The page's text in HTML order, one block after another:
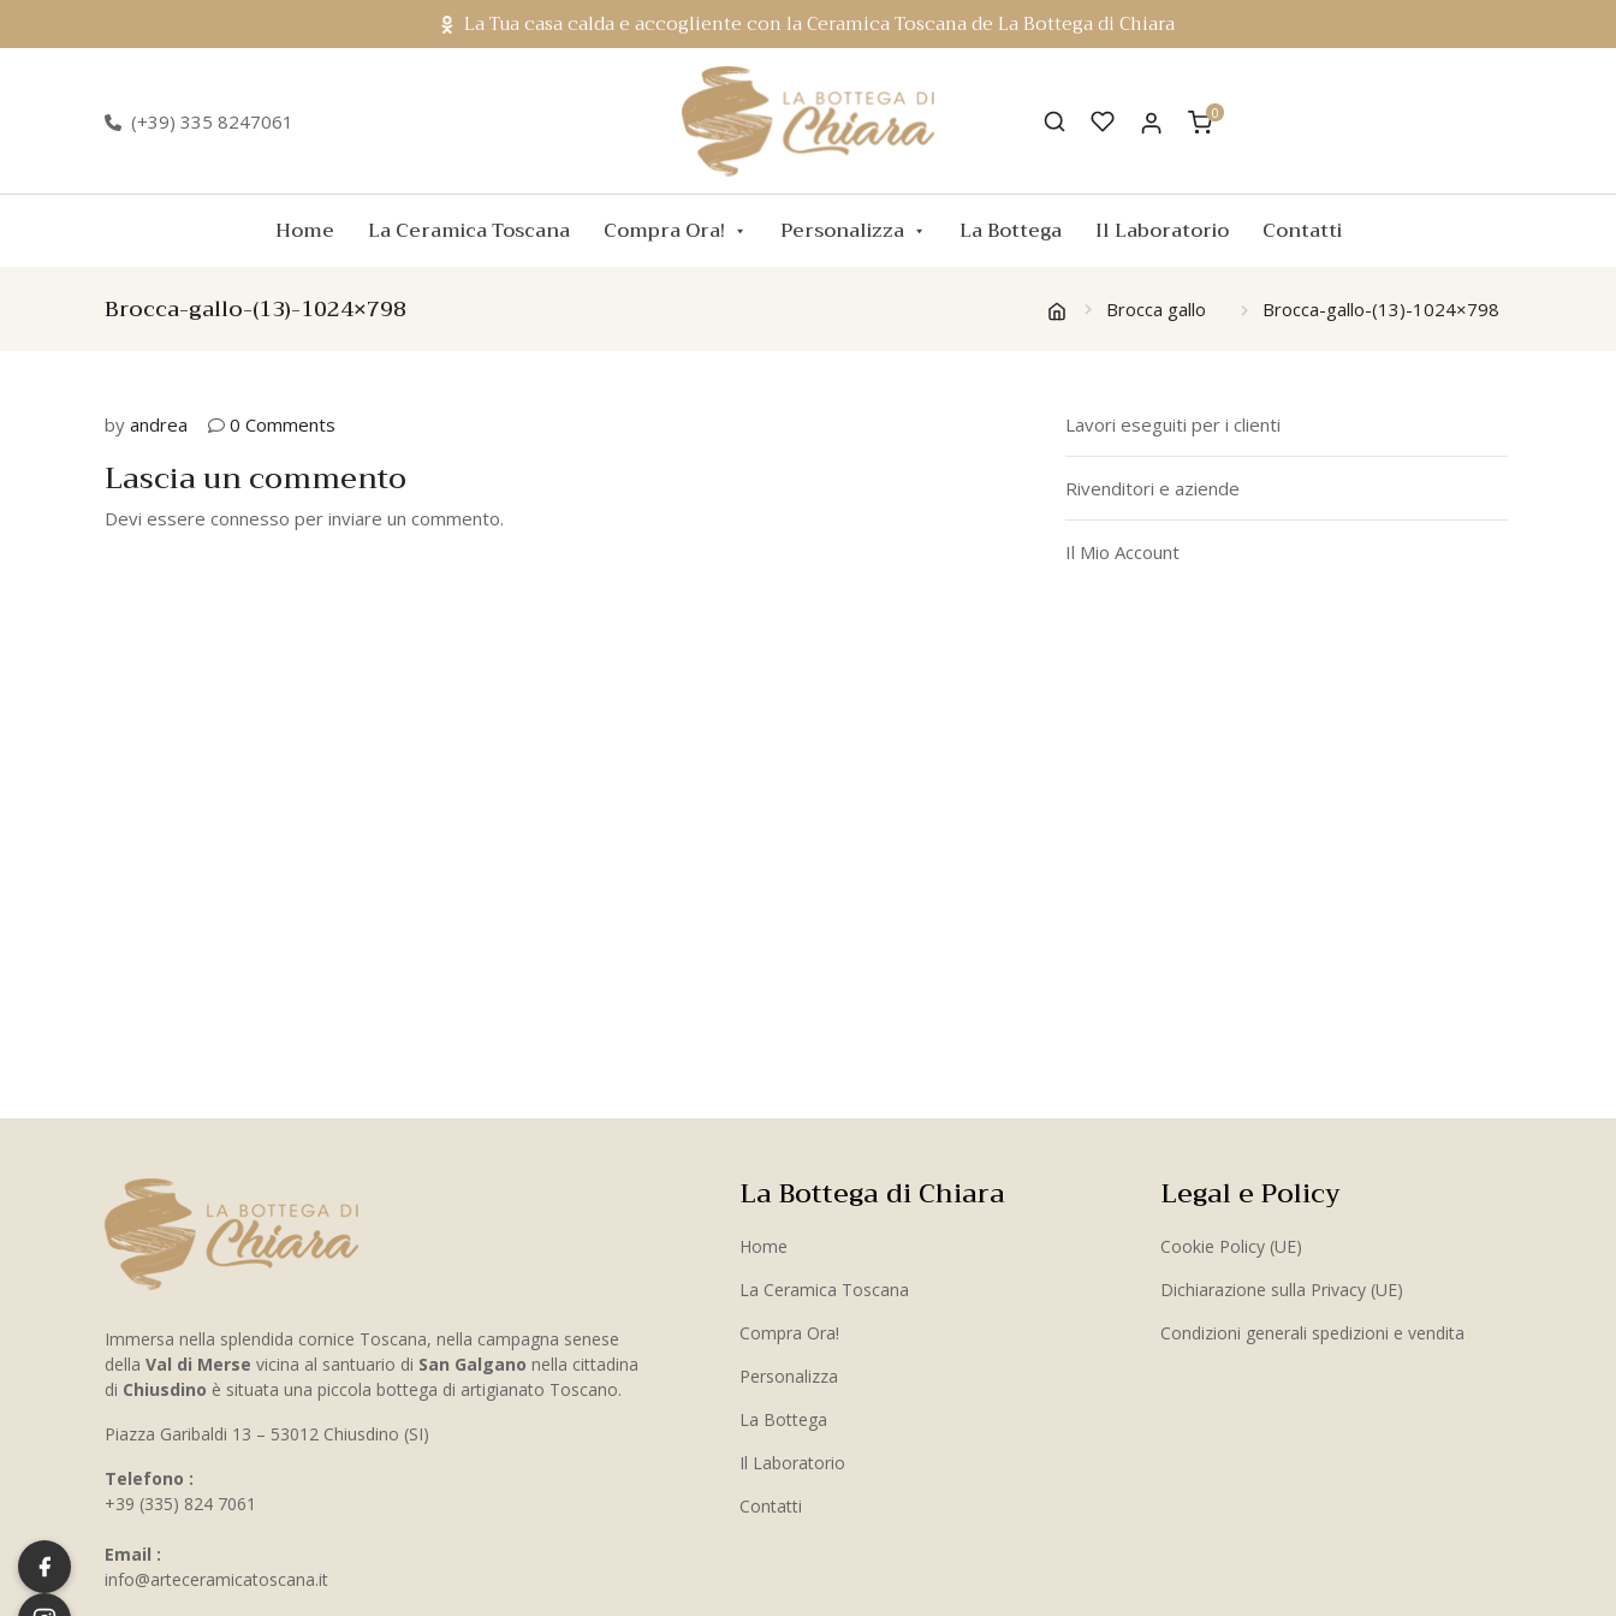
La Tua casa calda e accogliente con la Ceramica Toscana de La Bottega di Chiara
(+39) 335 8247061 0
Home La Ceramica Toscana Compra Ora! Personalizza La Bottega Il Laboratorio Contatti
Brocca-gallo-(13)-1024×798 Brocca gallo Brocca-gallo-(13)-1024×798
by andrea 0 Comments
Lascia un commento
Devi essere connesso per inviare un commento.
Lavori eseguiti per i clienti
Rivenditori e aziende
Il Mio Account
Immersa nella splendida cornice Toscana, nella campagna senese
della Val di Merse vicina al santuario di San Galgano nella cittadina
di Chiusdino è situata una piccola bottega di artigianato Toscano.
Piazza Garibaldi 13 – 53012 Chiusdino (SI)
Telefono :
+39 (335) 824 7061
Email :
info@arteceramicatoscana.it
La Bottega di Chiara
Home
La Ceramica Toscana
Compra Ora!
Personalizza
La Bottega
Il Laboratorio
Contatti
Legal e Policy
Cookie Policy (UE)
Dichiarazione sulla Privacy (UE)
Condizioni generali spedizioni e vendita